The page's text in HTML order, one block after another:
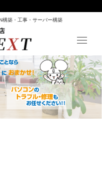
構築・工事・サーバー構築
R5